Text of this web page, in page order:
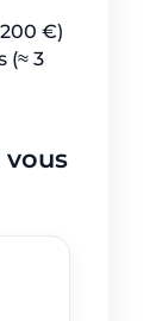
€)
(≈ 3
vous